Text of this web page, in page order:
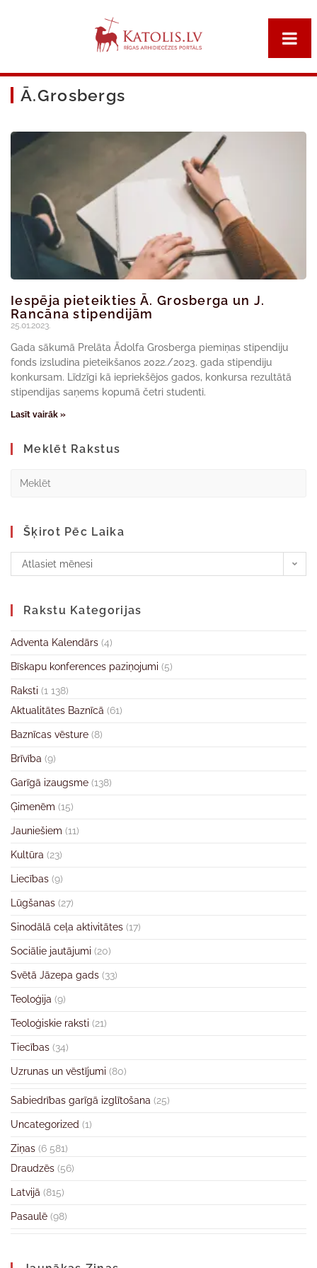
Ā.Grosbergs
Iespēja pieteikties Ā. Grosberga un J.
Rancāna stipendijām
25.01.2023.
Gada sākumā Prelāta Ādolfa Grosberga piemiņas stipendiju
fonds izsludina pieteikšanos 2022./2023. gada stipendiju
konkursam. Līdzīgi kā iepriekšējos gados, konkursa rezultātā
stipendijas saņems kopumā četri studenti.
Lasīt vairāk »
Meklēt Rakstus
Šķirot Pēc Laika
Atlasiet mēnesi
Rakstu Kategorijas
Adventa Kalendārs (4)
Bīskapu konferences paziņojumi (5)
Raksti (1 138)
Aktualitātes Baznīcā (61)
Baznīcas vēsture (8)
Brīvība (9)
Garīgā izaugsme (138)
Ģimenēm (15)
Jauniešiem (11)
Kultūra (23)
Liecības (9)
Lūgšanas (27)
Sinodālā ceļa aktivitātes (17)
Sociālie jautājumi (20)
Svētā Jāzepa gads (33)
Teoloģija (9)
Teoloģiskie raksti (21)
Tiecības (34)
Uzrunas un vēstījumi (80)
Sabiedrības garīgā izglītošana (25)
Uncategorized (1)
Ziņas (6 581)
Draudzēs (56)
Latvijā (815)
Pasaulē (98)